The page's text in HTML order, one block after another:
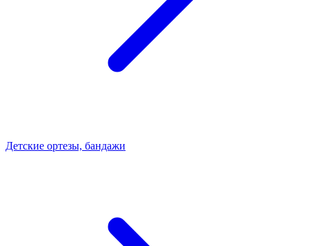
Детские ортезы, бандажи